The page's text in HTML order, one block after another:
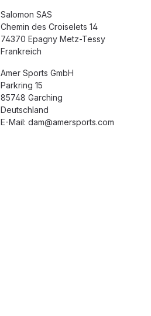
Salomon SAS
Chemin des Croiselets 14
74370 Epagny Metz-Tessy
Frankreich
Amer Sports GmbH
Parkring 15
85748 Garching
Deutschland
E-Mail: dam@amersports.com